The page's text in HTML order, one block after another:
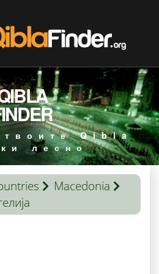
твоите Qibla
лесно
Macedonia